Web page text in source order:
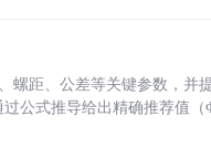
螺距、公差等关键参数，并
公式推导给出精确推荐值